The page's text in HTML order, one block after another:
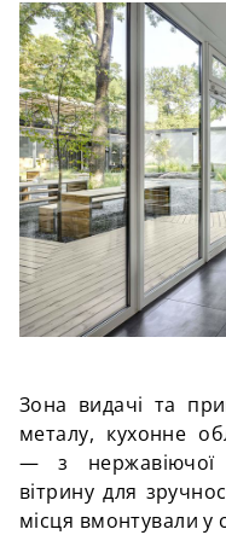
Зона видачі та
металу, кухонне
— з нержавіючої
вітрину для
місця вмонтували у